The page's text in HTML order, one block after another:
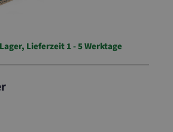
Lieferzeit 1 - 5 Werktage